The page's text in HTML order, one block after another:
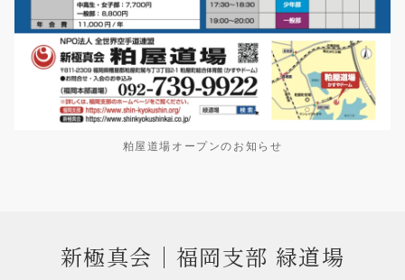
粕屋道場オープンのお知らせ
新極真会｜福岡支部 緑道場